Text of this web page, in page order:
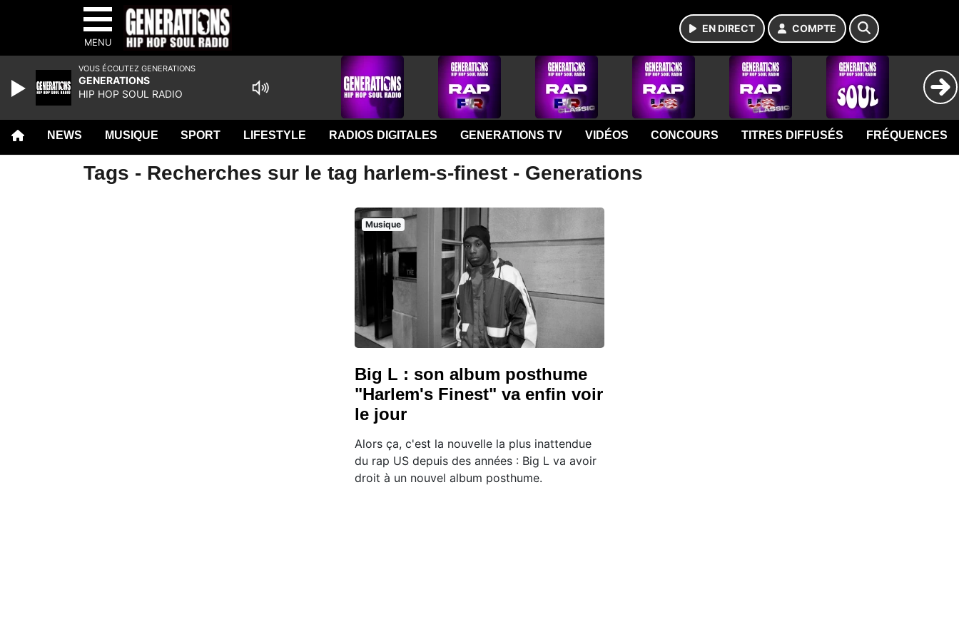
MENU
EN DIRECT COMPTE
NEWS MUSIQUE SPORT LIFESTYLE RADIOS DIGITALES GENERATIONS TV VIDÉOS CONCOURS TITRES DIFFUSÉS FRÉQUENCES
Tags - Recherches sur le tag harlem-s-finest - Generations
Musique
Big L : son album posthume
"Harlem's Finest" va enfin voir
le jour
Alors ça, c'est la nouvelle la plus inattendue
du rap US depuis des années : Big L va avoir
droit à un nouvel album posthume.
VOUS ÉCOUTEZ GENERATIONS
GENERATIONS
HIP HOP SOUL RADIO